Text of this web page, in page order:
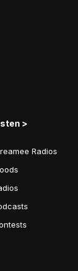
>
Radios